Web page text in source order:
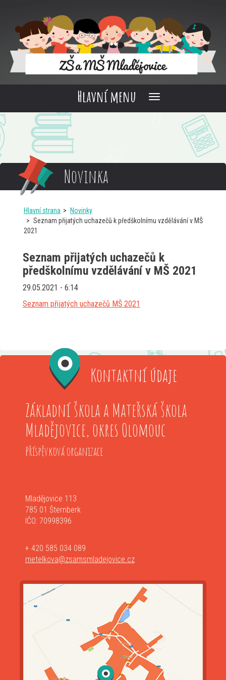
Hlavní menu
Novinka
Hlavní strana
Novinky
Seznam přijatých uchazečů k předškolnímu vzdělávání v MŠ
2021
Seznam přijatých uchazečů k
předškolnímu vzdělávání v MŠ 2021
29.05.2021 - 6:14
Seznam přijatých uchazečů MŠ 2021
Kontaktní údaje
Základní škola a Mateřská škola
Mladějovice, okres Olomouc
Příspěvková organizace
Mladějovice 113
785 01 Šternberk
IČO: 70998396
+ 420 585 034 089
metelkova@zsamsmladejovice.cz